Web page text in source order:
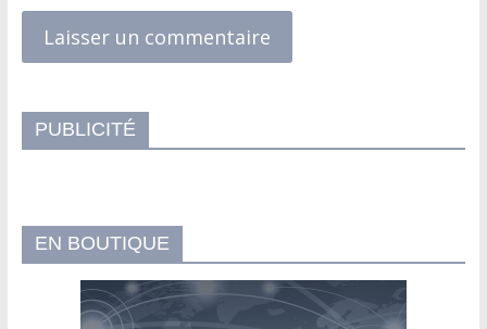
PUBLICITÉ
EN BOUTIQUE